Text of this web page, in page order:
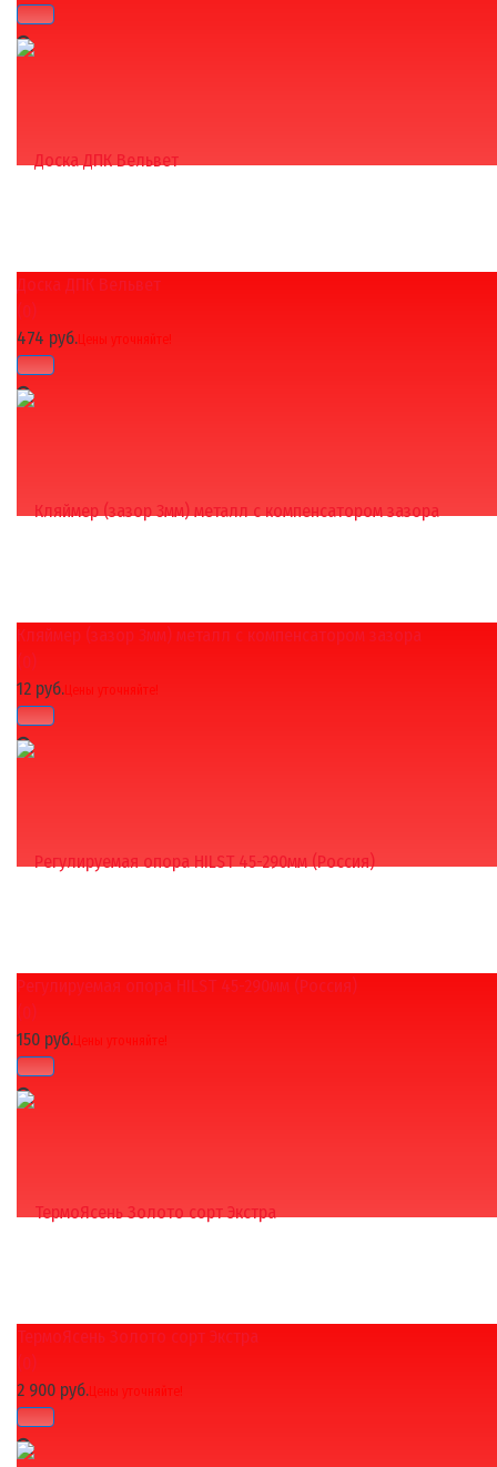
избранное сравнить
избранное сравнить
Доска ДПК Вельвет
(0)
474 руб.Цены уточняйте!
избранное сравнить
Кляймер (зазор 3мм) металл с компенсатором зазора
(0)
12 руб.Цены уточняйте!
избранное сравнить
Регулируемая опора HILST 45-290мм (Россия)
(0)
150 руб.Цены уточняйте!
ТермоЯсень Золото сорт Экстра
(0)
2 900 руб.Цены уточняйте!